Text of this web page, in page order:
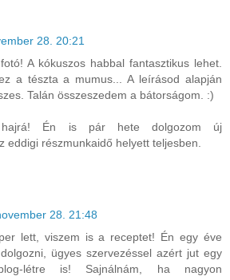
28. 20:21
A kókuszos habbal fantasztikus lehet.
a tészta a mumus... A leírásod alapján
Talán összeszedem a bátorságom. :)
hajrá! Én is pár hete dolgozom új
eddigi részmunkaidő helyett teljesben.
28. 21:48
lett, viszem is a receptet! Én egy éve
ügyes szervezéssel azért jut egy
létre is! Sajnálnám, ha nagyon